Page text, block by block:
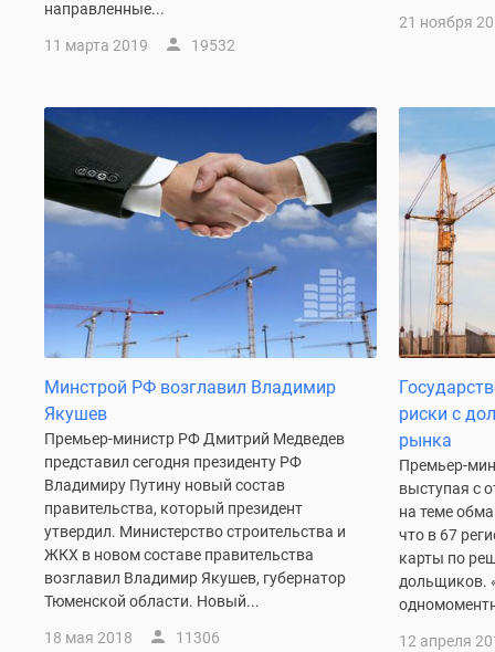
Апартаменты
#рассрочка
Квартиры
скидками
новостроек
Субсидированная
застройщиком
Rutube
направленные...
11 марта 2019 19532
21 ноября
Минстрой РФ возглавил Владимир
Якушев
Премьер-министр РФ Дмитрий Медведев
представил сегодня президенту РФ
Владимиру Путину новый состав
правительства, который президент
утвердил. Министерство строительства и
ЖКХ в новом составе правительства
возглавил Владимир Якушев, губернатор
Тюменской области. Новый...
18 мая 2018 11306
риски с
рынка
Премьер-
выступая с
на теме
что в 67
карты по
дольщиков.
12 апреля